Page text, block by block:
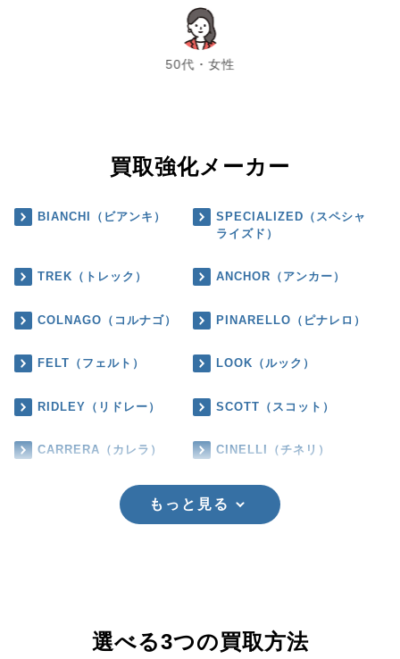
50代・女性
chevron_left chevron_right
買取強化メーカー
BIANCHI（ビアンキ）
SPECIALIZED（スペシャ
ライズド）
TREK（トレック） ANCHOR（アンカー）
COLNAGO（コルナゴ） PINARELLO（ピナレロ）
FELT（フェルト） LOOK（ルック）
RIDLEY（リドレー） SCOTT（スコット）
CARRERA（カレラ） CINELLI（チネリ）
もっと見る
選べる3つの買取方法